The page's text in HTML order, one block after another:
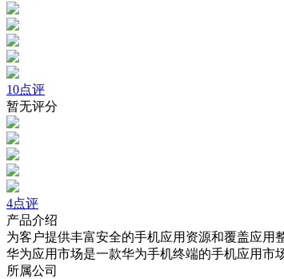
10点评
暂无评分
4点评
产品介绍
为客户提供丰富安全的手机应用资源和覆盖应用
华为应用市场是一款华为手机终端的手机应用市
所属公司